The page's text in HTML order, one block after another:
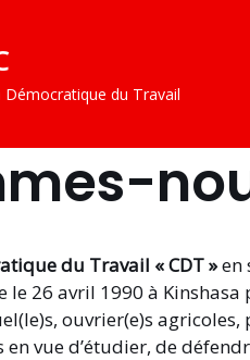
du Travail
du Travail « CDT »en
26 avril 1990 à Kinshasa
ouvrier(e)s agricoles,
vue d’étudier, de